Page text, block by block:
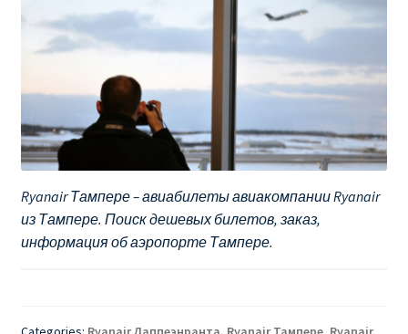
Ryanair Тампере – авиабилеты авиакомпании Ryanair
из Тампере. Поиск дешевых билетов, заказ,
информация об аэропорте Тампере.